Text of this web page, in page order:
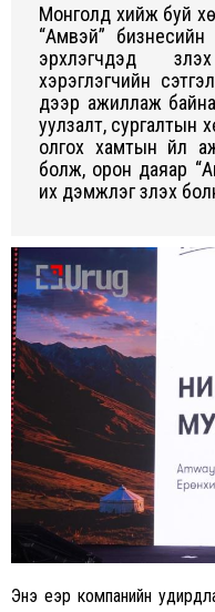
Монголд хийж буй
“Амвэй” бизнесийн
эрхлэгчдэд
хэрэглэгчийн
дээр ажиллаж
уулзалт, сургалтын
олгох хамтын үйл
болж, орон даяар
их дэмжлэг үзүүлэх
Энэ үеэр компанийн